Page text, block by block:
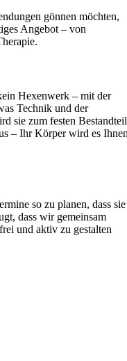
gönnen möchten,
Angebot – von
Hexenwerk – mit der
Technik und der
sie zum festen Bestandteil
– Ihr Körper wird es
so zu planen, dass sie
dass wir gemeinsam
und aktiv zu gestalten